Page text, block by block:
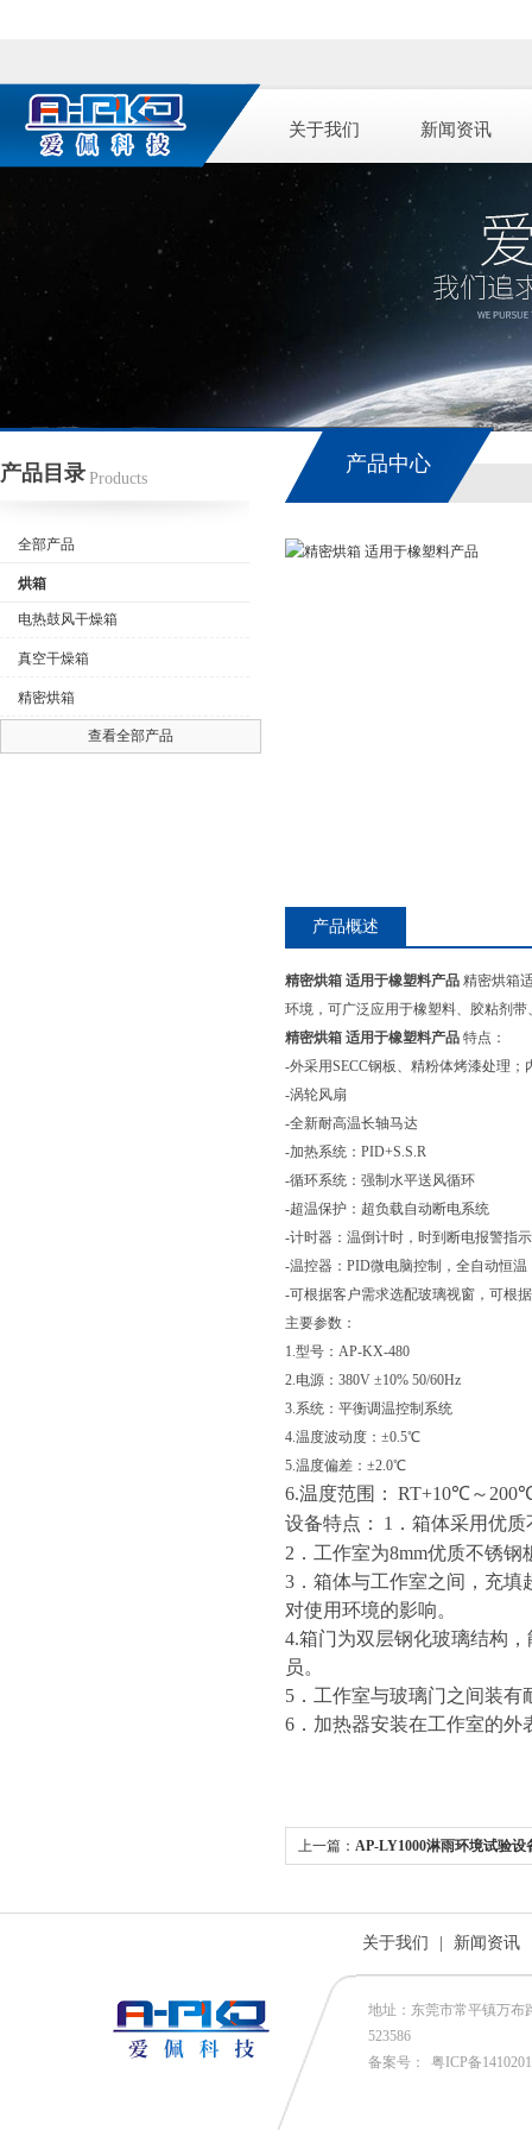
关于我们 新闻资讯
产品目录 Products
全部产品
烘箱
电热鼓风干燥箱
真空干燥箱
精密烘箱
查看全部产品
产品中心
产品概述
精密烘箱 适用于橡塑料产品 精密烘箱
环境，可广泛应用于橡塑料、胶粘剂
精密烘箱 适用于橡塑料产品 特点：
-外采用SECC钢板、精粉体烤漆处理；
-涡轮风扇
-全新耐高温长轴马达
-加热系统：PID+S.S.R
-循环系统：强制水平送风循环
-超温保护：超负载自动断电系统
-计时器：温倒计时，时到断电报警指示
-温控器：PID微电脑控制，全自动恒
-可根据客户需求选配玻璃视窗，可根
主要参数：
1.型号：AP-KX-480
2.电源：380V ±10% 50/60Hz
3.系统：平衡调温控制系统
4.温度波动度：±0.5℃
5.温度偏差：±2.0℃
6.温度范围： RT+10℃～
设备特点：
1．箱体采用优
2．工作室为8mm优质不锈
3．箱体与工作室之间，充
对使用环境的影响。
4.箱门为双层钢化玻璃结构
员。
5．工作室与玻璃门之间装
6．加热器安装在工作室的
上一篇： AP-LY1000淋雨环境试验设
关于我们 新闻资讯
地址：东莞市常平镇万布
523586
备案号：
粤ICP备